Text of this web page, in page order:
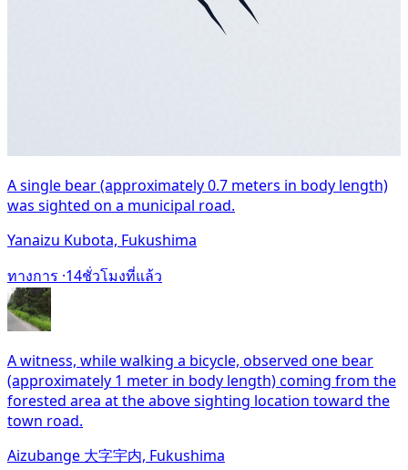
A single bear (approximately 0.7 meters in body length)
was sighted on a municipal road.
Yanaizu Kubota, Fukushima
ทางการ ·14ชั่วโมงที่แล้ว
A witness, while walking a bicycle, observed one bear
(approximately 1 meter in body length) coming from the
forested area at the above sighting location toward the
town road.
Aizubange 大字宇内, Fukushima